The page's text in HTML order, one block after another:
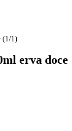
erva doce